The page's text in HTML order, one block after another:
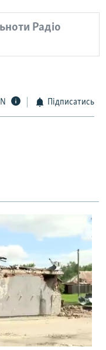
Радіо
Підписатись